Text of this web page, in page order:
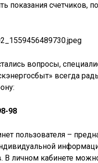
показания счетчиков,
вопросы,
всегда
98
пользователя –
В личном кабинете